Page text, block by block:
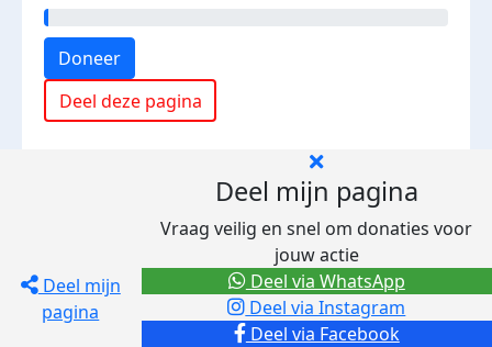
Doneer
Deel deze pagina
Deel mijn
pagina
Deel mijn pagina
Vraag veilig en snel om donaties voor
jouw actie
Deel via Facebook
Deel via Instagram
Deel via WhatsApp